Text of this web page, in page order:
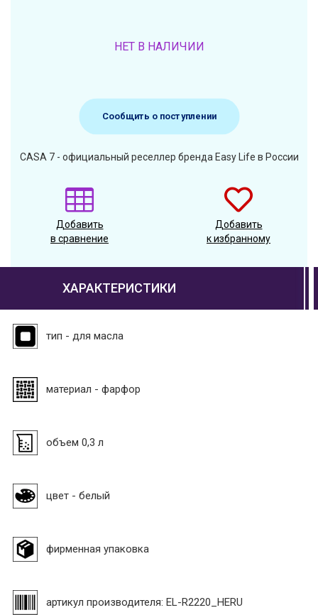
НЕТ В НАЛИЧИИ
Сообщить о поступлении
CASA 7 - официальный реселлер бренда Easy Life в России
Добавить
в сравнение
Добавить
к избранному
ХАРАКТЕРИСТИКИ
тип - для масла
материал - фарфор
объем 0,3 л
цвет - белый
фирменная упаковка
артикул производителя: EL-R2220_HERU